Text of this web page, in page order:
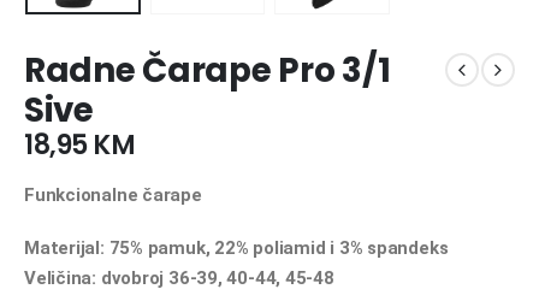
Radne Čarape Pro 3/1
Sive
18,95KM
Funkcionalne čarape
Materijal: 75% pamuk, 22% poliamid i 3% spandeks
Veličina: dvobroj 36-39, 40-44, 45-48